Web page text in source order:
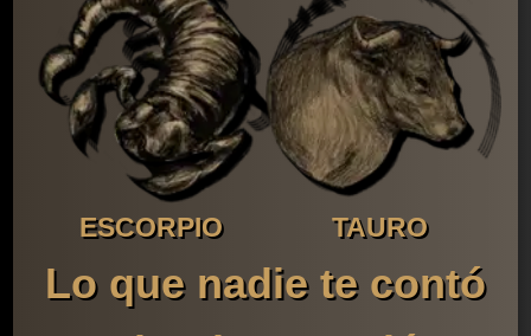
ESCORPIO TAURO
Lo que nadie te contó